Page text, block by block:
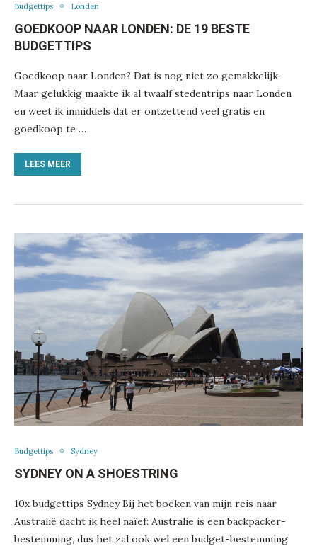
Budgettips Londen
GOEDKOOP NAAR LONDEN: DE 19 BESTE
BUDGETTIPS
Goedkoop naar Londen? Dat is nog niet zo gemakkelijk.
Maar gelukkig maakte ik al twaalf stedentrips naar Londen
en weet ik inmiddels dat er ontzettend veel gratis en
goedkoop te …
LEES MEER
Budgettips Sydney
SYDNEY ON A SHOESTRING
10x budgettips Sydney Bij het boeken van mijn reis naar
Australië dacht ik heel naïef: Australië is een backpacker-
bestemming, dus het zal ook wel een budget-bestemming